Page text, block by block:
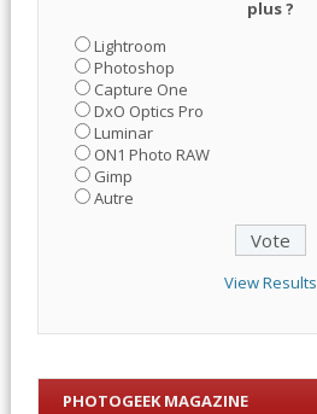
plus ?
Lightroom
Photoshop
Capture One
DxO Optics Pro
Luminar
ON1 Photo RAW
Gimp
Autre
View Results
PHOTOGEEK MAGAZINE